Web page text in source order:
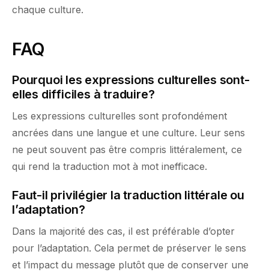
chaque culture.
FAQ
Pourquoi les expressions culturelles sont-
elles difficiles à traduire?
Les expressions culturelles sont profondément
ancrées dans une langue et une culture. Leur sens
ne peut souvent pas être compris littéralement, ce
qui rend la traduction mot à mot inefficace.
Faut-il privilégier la traduction littérale ou
l’adaptation?
Dans la majorité des cas, il est préférable d’opter
pour l’adaptation. Cela permet de préserver le sens
et l’impact du message plutôt que de conserver une